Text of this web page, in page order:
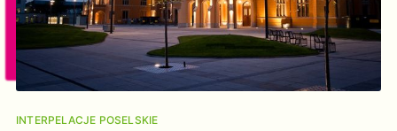
INTERPELACJE POSELSKIE